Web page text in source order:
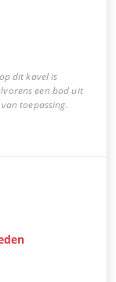
dit kavel is
een bod uit
toepassing.